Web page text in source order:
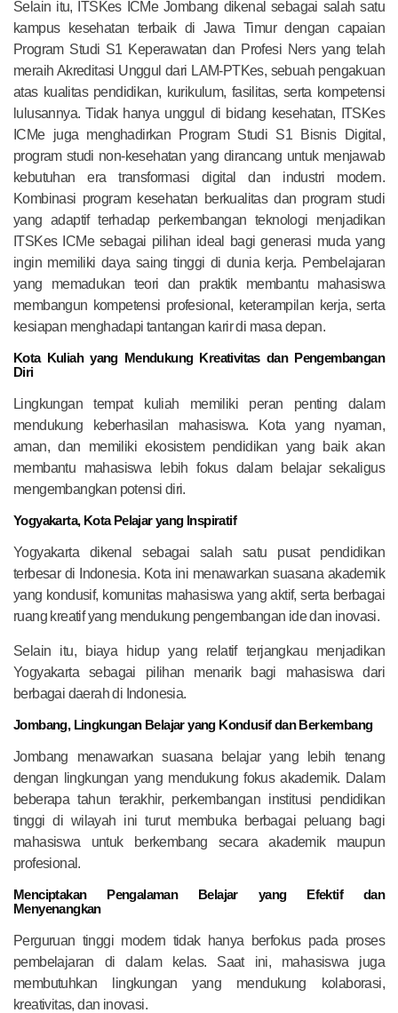
Selain itu, ITSKes ICMe Jombang dikenal sebagai salah satu
kampus kesehatan terbaik di Jawa Timur dengan capaian
Program Studi S1 Keperawatan dan Profesi Ners yang telah
meraih Akreditasi Unggul dari LAM-PTKes, sebuah pengakuan
atas kualitas pendidikan, kurikulum, fasilitas, serta kompetensi
lulusannya. Tidak hanya unggul di bidang kesehatan, ITSKes
ICMe juga menghadirkan Program Studi S1 Bisnis Digital,
program studi non-kesehatan yang dirancang untuk menjawab
kebutuhan era transformasi digital dan industri modern.
Kombinasi program kesehatan berkualitas dan program studi
yang adaptif terhadap perkembangan teknologi menjadikan
ITSKes ICMe sebagai pilihan ideal bagi generasi muda yang
ingin memiliki daya saing tinggi di dunia kerja. Pembelajaran
yang memadukan teori dan praktik membantu mahasiswa
membangun kompetensi profesional, keterampilan kerja, serta
kesiapan menghadapi tantangan karir di masa depan.
Kota Kuliah yang Mendukung Kreativitas dan Pengembangan
Diri
Lingkungan tempat kuliah memiliki peran penting dalam
mendukung keberhasilan mahasiswa. Kota yang nyaman,
aman, dan memiliki ekosistem pendidikan yang baik akan
membantu mahasiswa lebih fokus dalam belajar sekaligus
mengembangkan potensi diri.
Yogyakarta, Kota Pelajar yang Inspiratif
Yogyakarta dikenal sebagai salah satu pusat pendidikan
terbesar di Indonesia. Kota ini menawarkan suasana akademik
yang kondusif, komunitas mahasiswa yang aktif, serta berbagai
ruang kreatif yang mendukung pengembangan ide dan inovasi.
Selain itu, biaya hidup yang relatif terjangkau menjadikan
Yogyakarta sebagai pilihan menarik bagi mahasiswa dari
berbagai daerah di Indonesia.
Jombang, Lingkungan Belajar yang Kondusif dan Berkembang
Jombang menawarkan suasana belajar yang lebih tenang
dengan lingkungan yang mendukung fokus akademik. Dalam
beberapa tahun terakhir, perkembangan institusi pendidikan
tinggi di wilayah ini turut membuka berbagai peluang bagi
mahasiswa untuk berkembang secara akademik maupun
profesional.
Menciptakan Pengalaman Belajar yang Efektif dan
Menyenangkan
Perguruan tinggi modern tidak hanya berfokus pada proses
pembelajaran di dalam kelas. Saat ini, mahasiswa juga
membutuhkan lingkungan yang mendukung kolaborasi,
kreativitas, dan inovasi.